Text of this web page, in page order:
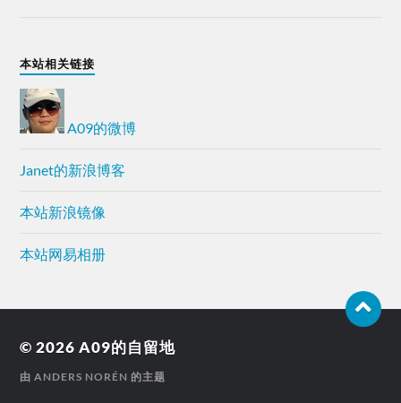
本站相关链接
A09的微博
Janet的新浪博客
本站新浪镜像
本站网易相册
© 2026A09的自留地
由ANDERS NORÉN 的主题